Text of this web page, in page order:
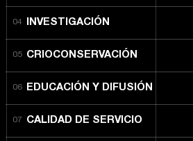
INVESTIGACIÓN
CRIOCONSERVACIÓN
EDUCACIÓN Y DIFUSIÓN
CALIDAD DE SERVICIO